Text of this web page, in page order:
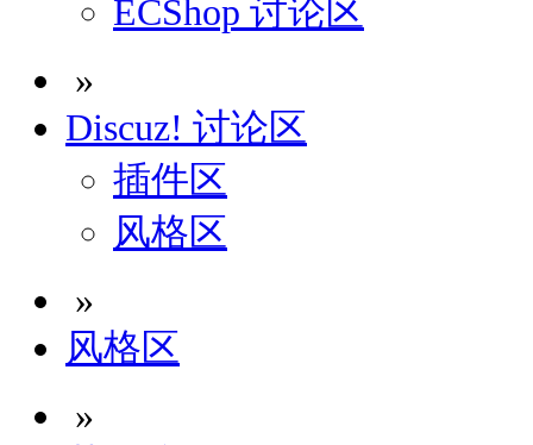
ECShop 讨论区
»
Discuz! 讨论区
插件区
风格区
»
风格区
»